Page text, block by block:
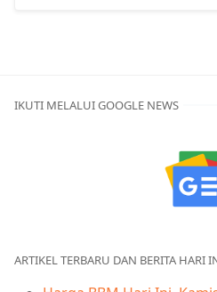
IKUTI MELALUI GOOGLE NEWS
ARTIKEL TERBARU DAN BERITA HARI